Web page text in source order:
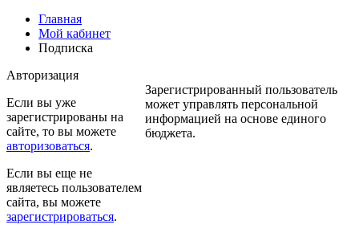
Главная
Мой кабинет
Подписка
Авторизация
Если вы уже
зарегистрированы на
сайте, то вы можете
авторизоваться.
Если вы еще не
являетесь пользователем
сайта, вы можете
зарегистрироваться.
Зарегистрированный пользователь
может управлять персональной
информацией на основе единого
бюджета.